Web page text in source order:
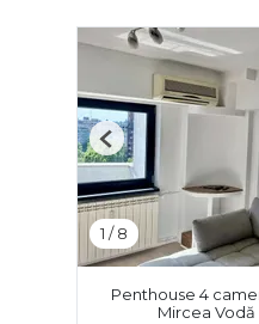
1 /8
Previous
Penthouse 4
Mircea Vodă